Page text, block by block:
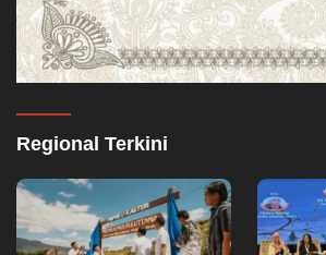
Regional Terkini